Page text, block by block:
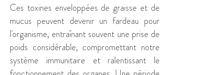
Ces toxines enveloppées de graisse et de
mucus peuvent devenir un fardeau pour
l'organisme, entraînant souvent une prise de
poids considérable, compromettant notre
système immunitaire et ralentissant le